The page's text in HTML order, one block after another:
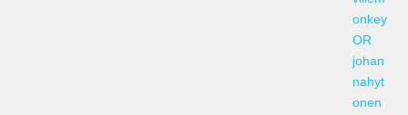
onkey
OR
johan
nahyt
onen